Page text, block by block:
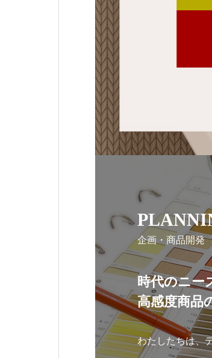
企画・商品開発
時代のニー
高感度商品
わたしたちは、